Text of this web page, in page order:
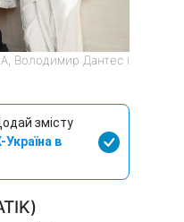
Володимир Дантес і
змісту
в